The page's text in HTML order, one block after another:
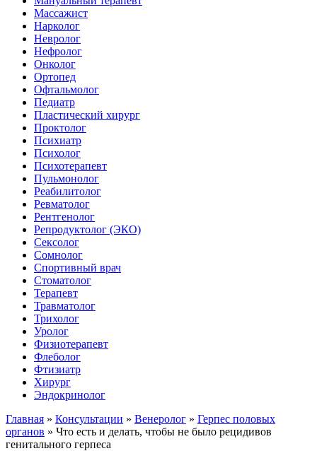
Массажист
Нарколог
Невролог
Нефролог
Онколог
Ортопед
Офтальмолог
Педиатр
Пластический хирург
Проктолог
Психиатр
Психолог
Психотерапевт
Пульмонолог
Реабилитолог
Ревматолог
Рентгенолог
Репродуктолог (ЭКО)
Сексолог
Сомнолог
Спортивный врач
Стоматолог
Терапевт
Травматолог
Трихолог
Уролог
Физиотерапевт
Флеболог
Фтизиатр
Хирург
Эндокринолог
Главная » Консультации » Венеролог » Герпес половых
органов » Что есть и делать, чтобы не было рецидивов
генитального герпеса